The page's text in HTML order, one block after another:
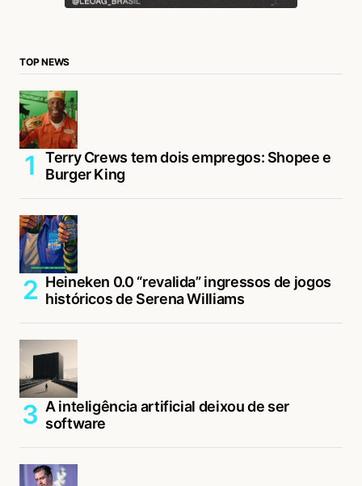
TOP NEWS
Terry Crews tem dois empregos: Shopee e
Burger King
Heineken 0.0 “revalida” ingressos de jogos
históricos de Serena Williams
A inteligência artificial deixou de ser
software